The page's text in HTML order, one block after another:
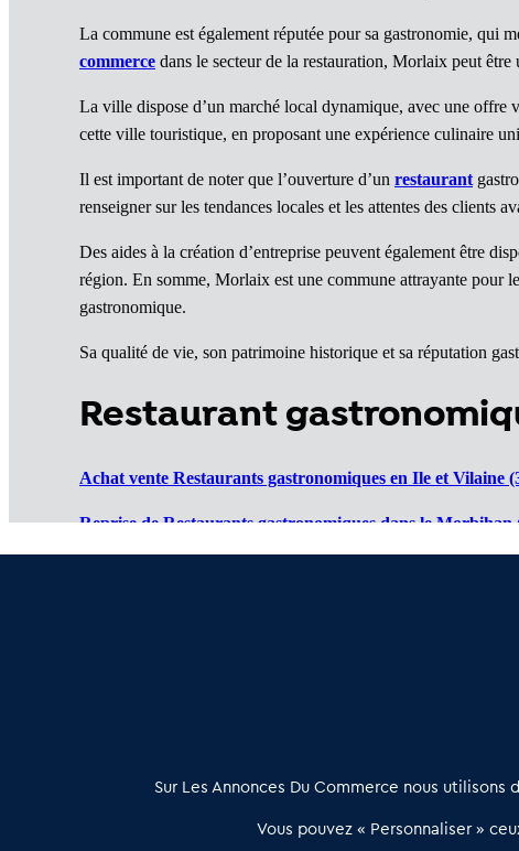
La commune est également réputée pour sa gastronomie, qui
commerce dans le secteur de la restauration, Morlaix peut être
La ville dispose d’un marché local dynamique, avec une offre
cette ville touristique, en proposant une expérience culinaire
Il est important de noter que l’ouverture d’un restaurant
renseigner sur les tendances locales et les attentes des clients
Des aides à la création d’entreprise peuvent également être
région. En somme, Morlaix est une commune attrayante pour
gastronomique.
Sa qualité de vie, son patrimoine historique et sa réputation
Restaurant
Achat vente Restaurants gastronomiques en Ile et Vilaine
Reprise de Restaurants gastronomiques dans le Morbihan
relation qualifiée conçu pour les acteurs de l’immobilier commercial
Sur Les Annonces Du Commerce nous
Vous pouvez « Personnaliser »